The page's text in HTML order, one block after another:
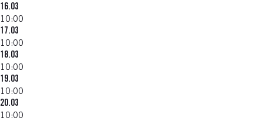
16.03
10:00
17.03
10:00
18.03
10:00
19.03
10:00
20.03
10:00